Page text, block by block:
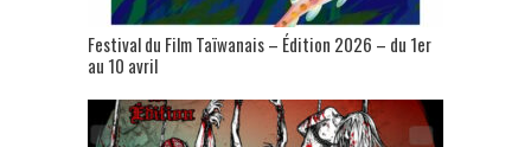
Festival du Film Taïwanais – Édition 2026 – du 1er
au 10 avril